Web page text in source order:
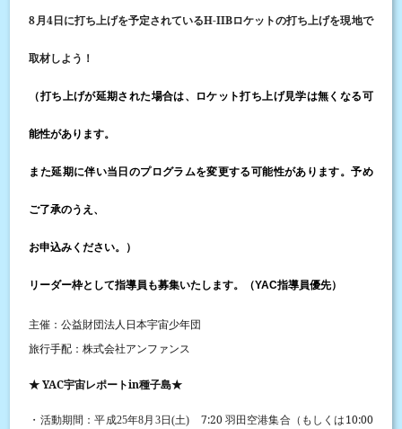
8月 4日に打ち上げを予定されているH-IIBロケットの打ち上げを現地で
取材しよう！
（打ち上げが延期された場合は、ロケット打ち上げ見学は無くなる可
能性があります。
また延期に伴い当日のプログラムを変更する可能性があります。予め
ご了承のうえ、
お申込み ください。）
リーダー枠として指導員も募集いたします。（YAC指導員優先）
主催：公益財団法人日本宇宙少年団
旅行手配：株式会社アンファンス
★ YAC宇宙レポートin種子島★
・活動期間：平成25年8月 3日 (土) 7:20羽田空港集合（もしくは10:00